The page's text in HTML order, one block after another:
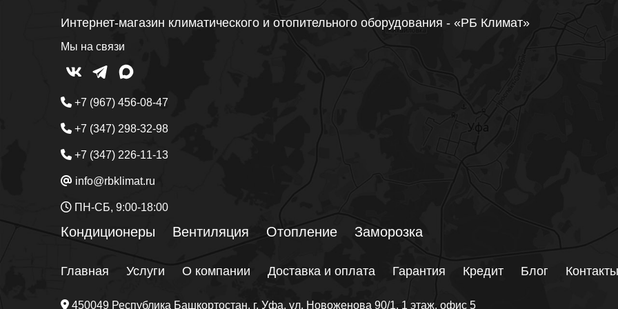
Интернет-магазин климатического и отопительного оборудования - «РБ Климат»
Мы на связи
+7 (967) 456-08-47
+7 (347) 298-32-98
+7 (347) 226-11-13
info@rbklimat.ru
ПН-СБ, 9:00-18:00
Кондиционеры Вентиляция Отопление Заморозка
Главная Услуги О компании Доставка и оплата Гарантия Кредит Блог Контакты
450049 Республика Башкортостан, г. Уфа, ул. Новоженова 90/1, 1 этаж, офис 5